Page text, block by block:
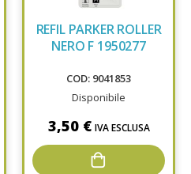
REFIL PARKER ROLLER
NERO F 1950277
COD: 9041853
Disponibile
3,50 € IVA ESCLUSA